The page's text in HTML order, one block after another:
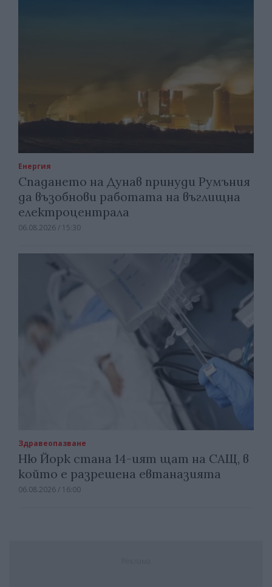
Енергия
Спадането на Дунав принуди Румъния
да възобнови работата на въглищна
електроцентрала
06.08.2026 / 15:30
Здравеопазване
Ню Йорк стана 14-ият щат на САЩ, в
който е разрешена евтаназията
06.08.2026 / 16:00